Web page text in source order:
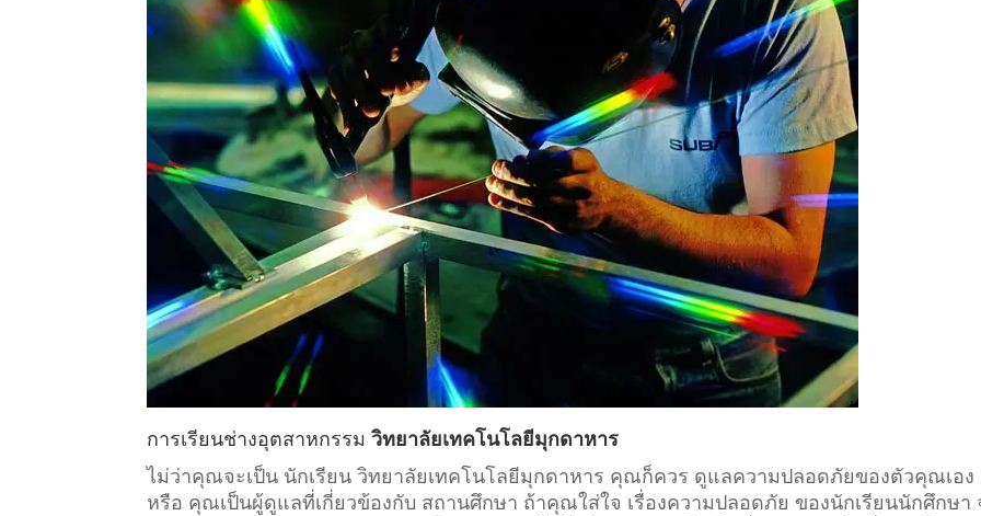
การเรียนช่างอุตสาหกรรม วิทยาลัยเทคโนโลยีมุกดาหาร
ไม่ว่าคุณจะเป็น นักเรียน วิทยาลัยเทคโนโลยีมุกดาหาร คุณก็ควร ดูแลความปลอดภัยของตัวคุณเอง
หรือ คุณเป็นผู้ดูแลที่เกี่ยวข้องกับ สถานศึกษา ถ้าคุณใส่ใจ เรื่องความปลอดภัย ของนักเรียนนักศึกษา